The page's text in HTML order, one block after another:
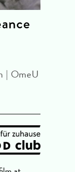
| OmeU